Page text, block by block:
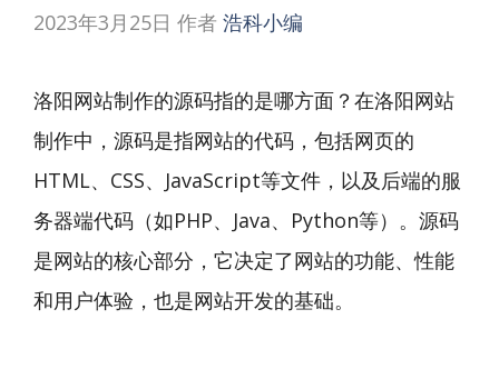
2023年3月25日 作者 浩科小编
洛阳网站制作的源码指的是哪方面？在洛阳网站
制作中，源码是指网站的代码，包括网页的
HTML、CSS、JavaScript等文件，以及后端的服
务器端代码（如PHP、Java、Python等）。源码
是网站的核心部分，它决定了网站的功能、性能
和用户体验，也是网站开发的基础。